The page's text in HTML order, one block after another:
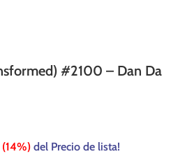
#2100 – Dan Da
(14%) del Precio de lista!